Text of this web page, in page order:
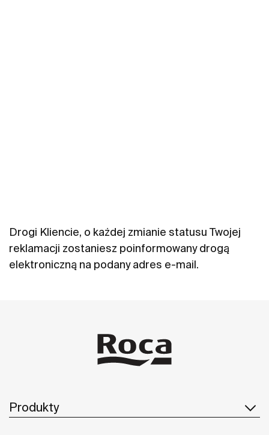
Drogi Kliencie, o każdej zmianie statusu Twojej
reklamacji zostaniesz poinformowany drogą
elektroniczną na podany adres e-mail.
Produkty